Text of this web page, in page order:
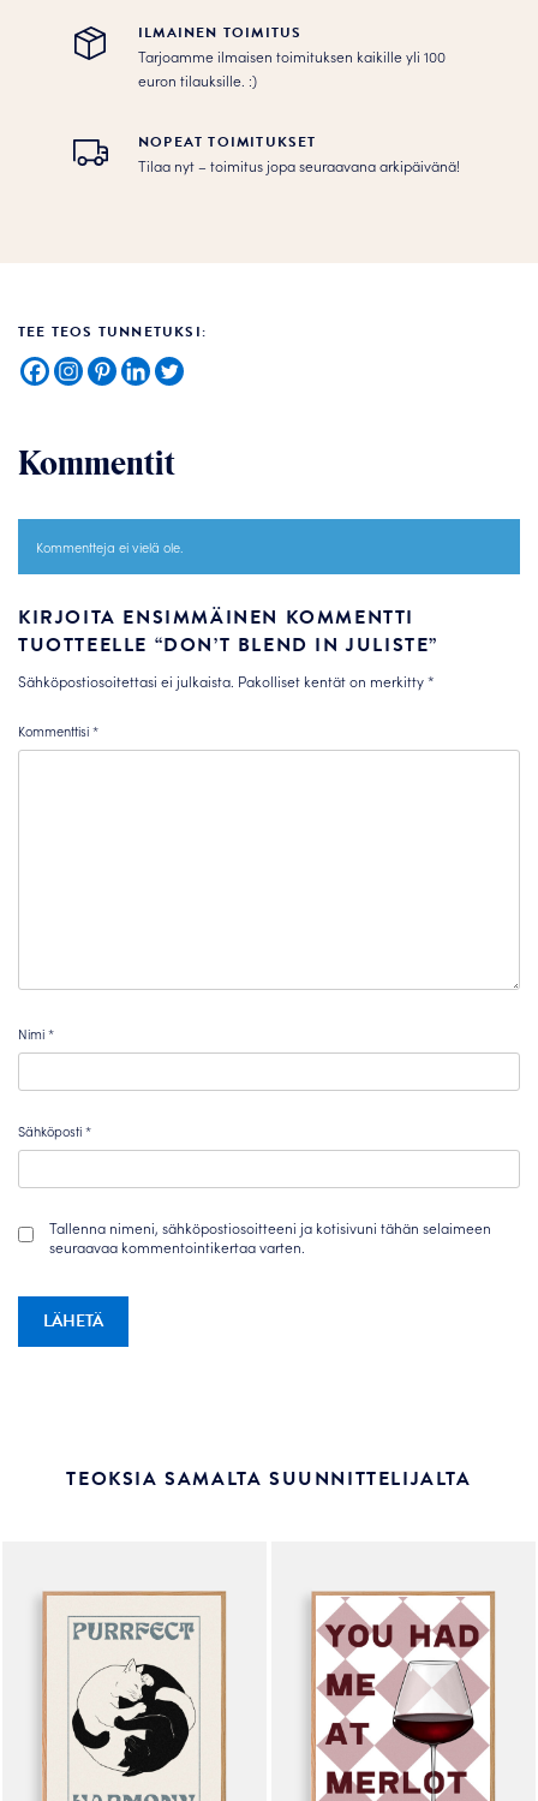
ILMAINEN TOIMITUS
Tarjoamme ilmaisen toimituksen kaikille yli 100
euron tilauksille. :­­)
NOPEAT TOIMITUKSET
Tilaa nyt – toimitus jopa seuraavana arkipäivänä!
TEE TEOS TUNNETUKSI:
Kommentit
Kommentteja ei vielä ole.
KIRJOITA ENSIMMÄINEN KOMMENTTI
TUOTTEELLE “DON’T BLEND IN JULISTE”
Sähköpostiosoitettasi ei julkaista. Pakolliset kentät on merkitty*
Kommenttisi*
Nimi*
Sähköposti*
Tallenna nimeni, sähköpostiosoitteeni ja kotisivuni tähän selaimeen
seuraavaa kommentointikertaa varten.
TEOKSIA SAMALTA SUUNNITTELIJALTA